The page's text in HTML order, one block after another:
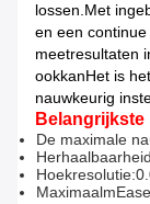
lossen.Met
en een
meetresultaten
ookkanHet is
nauwkeurig
Belangrijkste
De maximale
Maximaalm